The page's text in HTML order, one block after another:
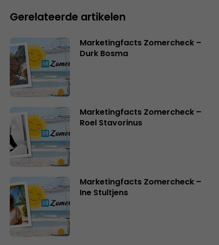
Gerelateerde artikelen
Marketingfacts Zomercheck –
Durk Bosma
Marketingfacts Zomercheck –
Roel Stavorinus
Marketingfacts Zomercheck –
Ine Stultjens